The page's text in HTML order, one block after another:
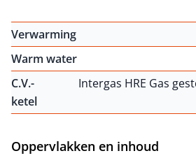
Verwarming
Warm water
C.V.-
ketel
Intergas HRE Gas
Oppervlakken en inhoud